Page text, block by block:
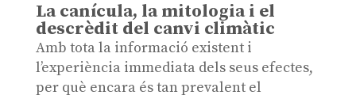
La canícula, la mitologia i el
descrèdit del canvi climàtic
Amb tota la informació existent i
l’experiència immediata dels seus efectes,
per què encara és tan prevalent el